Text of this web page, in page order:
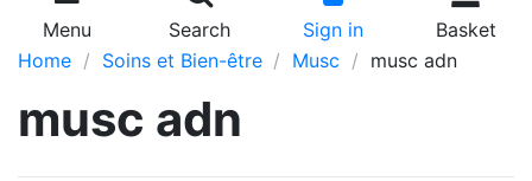
Menu Search Sign in
Basket
Home
Soins et Bien-être Musc musc adn
musc adn